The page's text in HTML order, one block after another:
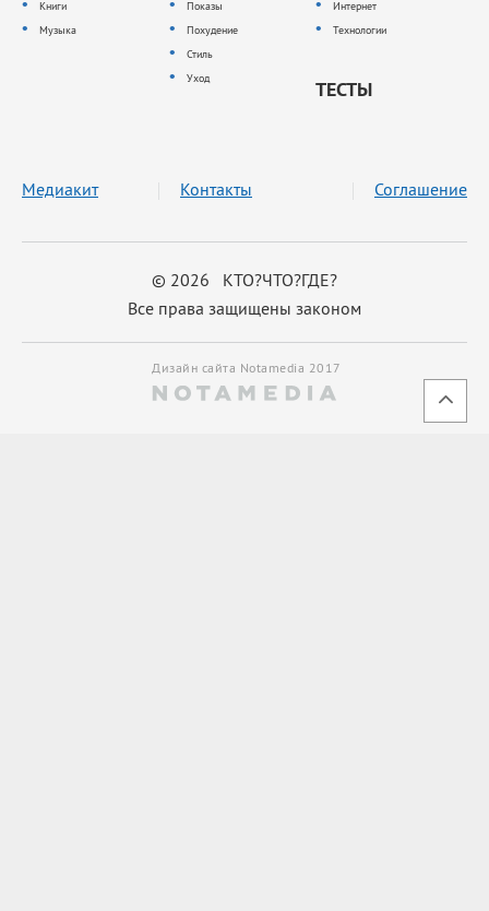
Книги
Музыка
Показы
Похудение
Стиль
Уход
Интернет
Технологии
ТЕСТЫ
© 2026 КТО?ЧТО?ГДЕ?
Все права защищены законом
Медиакит Контакты Соглашение
Дизайн сайта Notamedia 2017